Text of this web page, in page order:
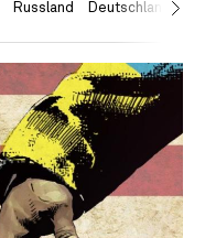
Russland Deutschland